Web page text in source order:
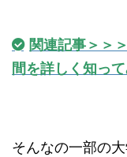
関連記事＞＞
間を詳しく知っ
そんなの一部の